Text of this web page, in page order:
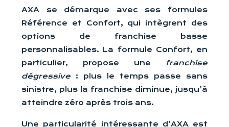
AXA se démarque avec ses formules
Référence et Confort, qui intègrent des
options de franchise basse
personnalisables. La formule Confort, en
particulier, propose une
franchise
dégressive : plus le temps passe sans
sinistre, plus la franchise diminue, jusqu’à
atteindre zéro après trois ans.
Une particularité intéressante d’AXA est